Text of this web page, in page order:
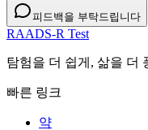
피드백을 부탁드립니다
RAADS-R Test
탐험을 더 쉽게, 삶을 더
빠른 링크
약